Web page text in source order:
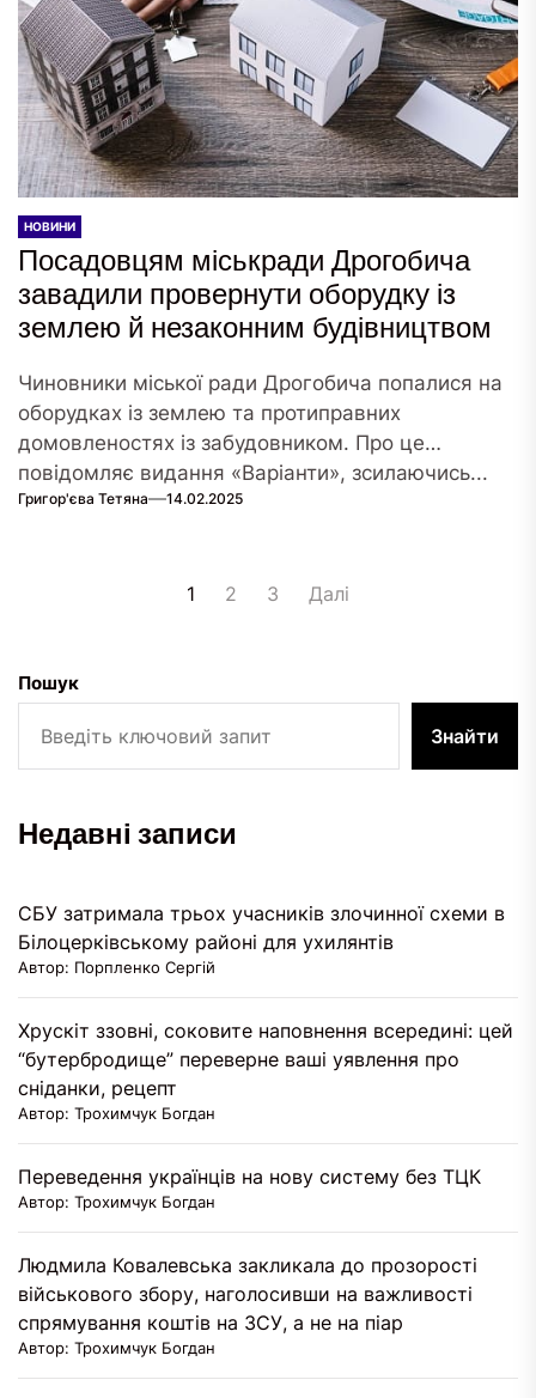
НОВИНИ
Посадовцям міськради Дрогобича
завадили провернути оборудку із
землею й незаконним будівництвом
Чиновники міської ради Дрогобича попалися на
оборудках із землею та протиправних
домовленостях із забудовником. Про це
повідомляє видання «Варіанти», зсилаючись...
Григор'єва Тетяна 14.02.2025
1 2 3 Далі
Пошук
Знайти
Недавні записи
СБУ затримала трьох учасників злочинної схеми в
Білоцерківському районі для ухилянтів
Автор: Порпленко Сергій
Хрускіт ззовні, соковите наповнення всередині: цей
“бутербродище” переверне ваші уявлення про
сніданки, рецепт
Автор: Трохимчук Богдан
Переведення українців на нову систему без ТЦК
Автор: Трохимчук Богдан
Людмила Ковалевська закликала до прозорості
військового збору, наголосивши на важливості
спрямування коштів на ЗСУ, а не на піар
Автор: Трохимчук Богдан